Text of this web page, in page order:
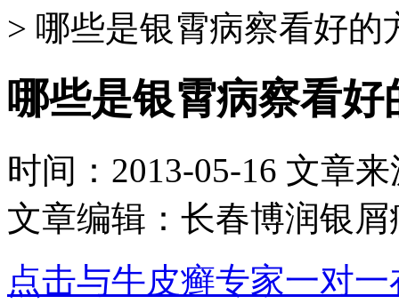
> 哪些是银霄病察看好的
哪些是银霄病察看好
时间：2013-05-16 文章
文章编辑：长春博润银屑
点击与牛皮癣专家一对